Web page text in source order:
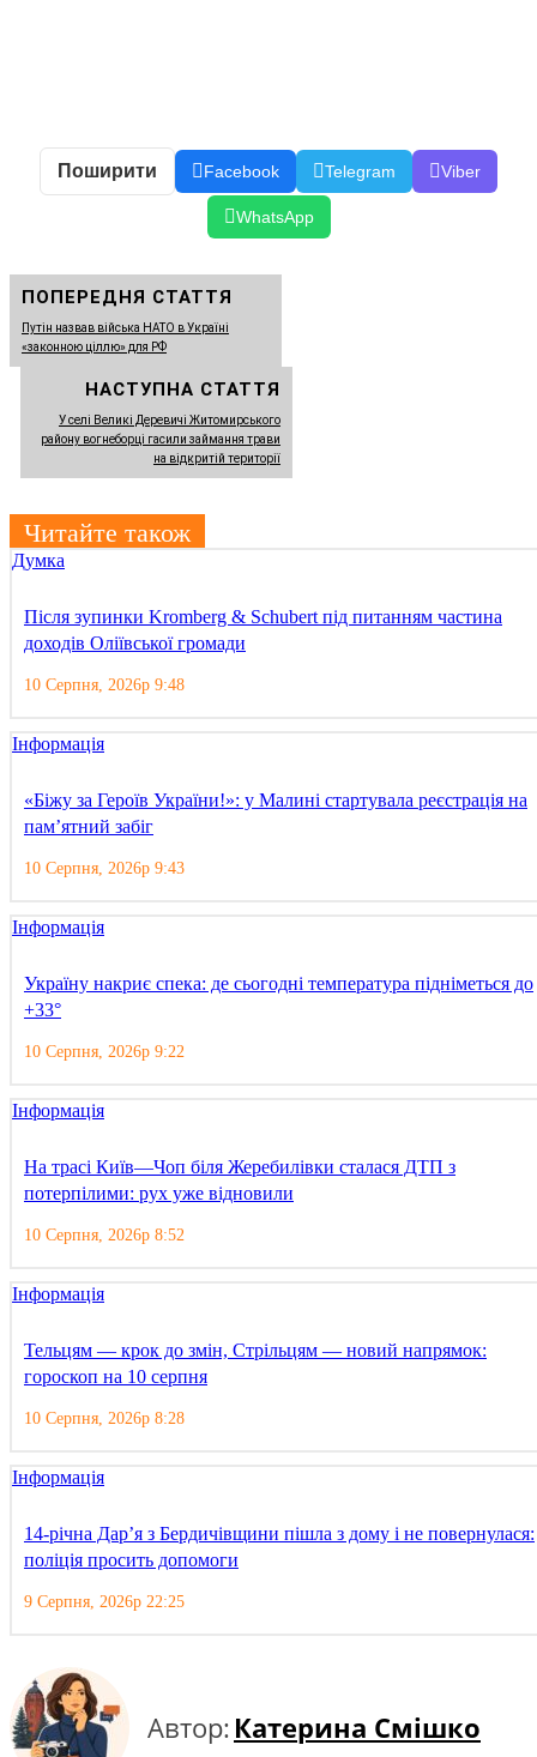
Поширити Facebook Telegram Viber
WhatsApp
ПОПЕРЕДНЯ СТАТТЯ
Путін назвав війська НАТО в Україні
«законною ціллю» для РФ
НАСТУПНА СТАТТЯ
У селі Великі Деревичі Житомирського
району вогнеборці гасили займання трави
на відкритій території
Читайте також
Думка
Після зупинки Kromberg & Schubert під питанням частина
доходів Оліївської громади
10 Серпня, 2026р 9:48
Інформація
«Біжу за Героїв України!»: у Малині стартувала реєстрація на
пам’ятний забіг
10 Серпня, 2026р 9:43
Інформація
Україну накриє спека: де сьогодні температура підніметься до
+33°
10 Серпня, 2026р 9:22
Інформація
На трасі Київ—Чоп біля Жеребилівки сталася ДТП з
потерпілими: рух уже відновили
10 Серпня, 2026р 8:52
Інформація
Тельцям — крок до змін, Стрільцям — новий напрямок:
гороскоп на 10 серпня
10 Серпня, 2026р 8:28
Інформація
14-річна Дар’я з Бердичівщини пішла з дому і не повернулася:
поліція просить допомоги
9 Серпня, 2026р 22:25
Автор: Катерина Смішко